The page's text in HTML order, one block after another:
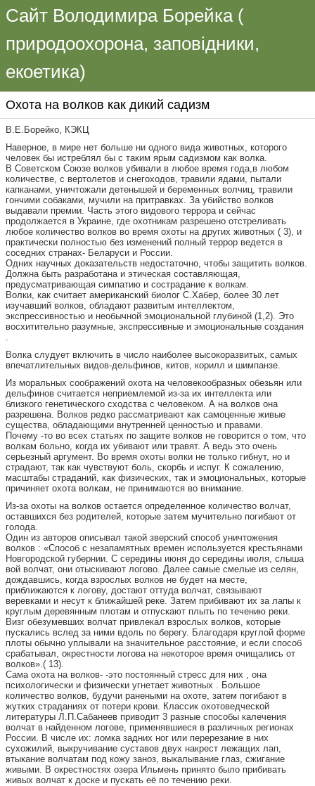
Сайт Володимира Борейка (
природоохорона, заповідники,
екоетика)
Охота на волков как дикий садизм
В.Е.Борейко, КЭКЦ
Наверное, в мире нет больше ни одного вида животных, которого
человек бы истреблял бы с таким ярым садизмом как волка.
В Советском Союзе волков убивали в любое время года,в любом
количестве, с вертолетов и снегоходов, травили ядами, пытали
капканами, уничтожали детенышей и беременных волчиц, травили
гончими собаками, мучили на притравках. За убийство волков
выдавали премии. Часть этого видового террора и сейчас
продолжается в Украине, где охотникам разрешено отстреливать
любое количество волков во время охоты на других животных ( 3), и
практически полностью без изменений полный террор ведется в
соседних странах- Беларуси и России.
Одних научных доказательств недостаточно, чтобы защитить волков.
Должна быть разработана и этическая составляющая,
предусматривающая симпатию и сострадание к волкам.
Волки, как считает американский биолог С.Хабер, более 30 лет
изучавший волков, обладают развитым интеллектом,
экспрессивностью и необычной эмоциональной глубиной (1,2). Это
восхитительно разумные, экспрессивные и эмоциональные создания
.
Волка слудует включить в число наиболее высокоразвитых, самых
впечатлительных видов-дельфинов, китов, корилл и шимпанзе.
Из моральных соображений охота на человекообразных обезьян или
дельфинов считается неприемлемой из-за их интеллекта или
близкого генетического сходства с человеком. А на волков она
разрешена. Волков редко рассматривают как самоценные живые
существа, обладающими внутренней ценностью и правами.
Почему -то во всех статьях по защите волков не говорится о том, что
волкам больно, когда их убивают или травят. А ведь это очень
серьезный аргумент. Во время охоты волки не только гибнут, но и
страдают, так как чувствуют боль, скорбь и испуг. К сожалению,
масштабы страданий, как физических, так и эмоциональных, которые
причиняет охота волкам, не принимаются во внимание.
Из-за охоты на волков остается определенное количество волчат,
оставшихся без родителей, которые затем мучительно погибают от
голода.
Один из авторов описывал такой зверский способ уничтожения
волков : «Способ с незапамятных времен используется крестьянами
Новгородской губернии. С середины июня до середины июля, слыша
вой волчат, они отыскивают логово. Далее самые смелые из селян,
дождавшись, когда взрослых волков не будет на месте,
приближаются к логову, достают оттуда волчат, связывают
веревками и несут к ближайшей реке. Затем прибивают их за лапы к
круглым деревянным плотам и отпускают плыть по течению реки.
Визг обезумевших волчат привлекал взрослых волков, которые
пускались вслед за ними вдоль по берегу. Благодаря круглой форме
плоты обычно уплывали на значительное расстояние, и если способ
срабатывал, окрестности логова на некоторое время очищались от
волков».( 13).
Сама охота на волков- -это постоянный стресс для них , она
психологически и физически угнетает животных . Большое
количество волков, будучи ранеными на охоте, затем погибают в
жутких страданиях от потери крови. Классик охотоведческой
литературы Л.П.Сабанеев приводит 3 разные способы калечения
волчат в найденном логове, применявшиеся в различных регионах
России. В числе их: ломка задних ног или перерезание в них
сухожилий, выкручивание суставов двух накрест лежащих лап,
втыкание волчатам под кожу заноз, выкалывание глаз, сжигание
живыми. В окрестностях озера Ильмень принято было прибивать
живых волчат к доске и пускать её по течению реки.